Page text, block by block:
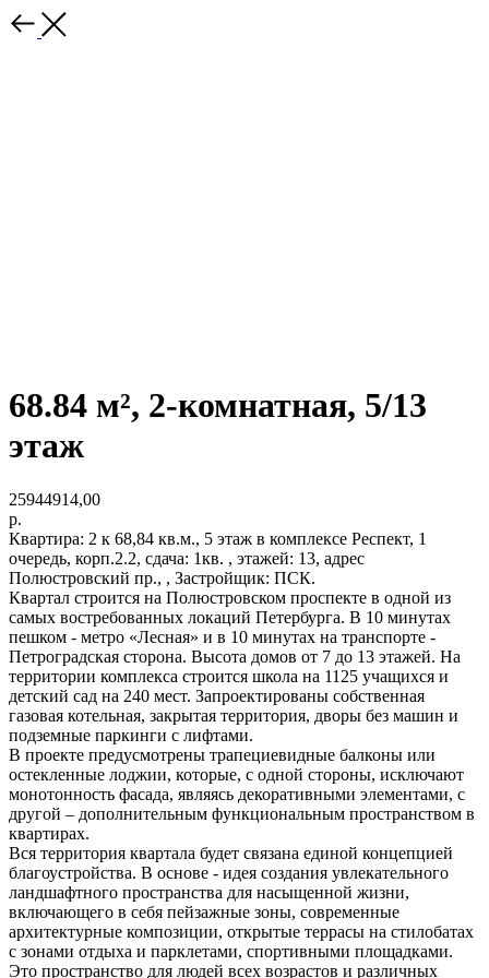
68.84 м², 2-комнатная, 5/13
этаж
25944914,00
р.
Квартира: 2 к 68,84 кв.м., 5 этаж в комплексе Респект, 1
очередь, корп.2.2, сдача: 1кв. , этажей: 13, адрес
Полюстровский пр., , Застройщик: ПСК.
Квартал строится на Полюстровском проспекте в одной из
самых востребованных локаций Петербурга. В 10 минутах
пешком - метро «Лесная» и в 10 минутах на транспорте -
Петроградская сторона. Высота домов от 7 до 13 этажей. На
территории комплекса строится школа на 1125 учащихся и
детский сад на 240 мест. Запроектированы собственная
газовая котельная, закрытая территория, дворы без машин и
подземные паркинги с лифтами.
В проекте предусмотрены трапециевидные балконы или
остекленные лоджии, которые, с одной стороны, исключают
монотонность фасада, являясь декоративными элементами, с
другой – дополнительным функциональным пространством в
квартирах.
Вся территория квартала будет связана единой концепцией
благоустройства. В основе - идея создания увлекательного
ландшафтного пространства для насыщенной жизни,
включающего в себя пейзажные зоны, современные
архитектурные композиции, открытые террасы на стилобатах
с зонами отдыха и парклетами, спортивными площадками.
Это пространство для людей всех возрастов и различных